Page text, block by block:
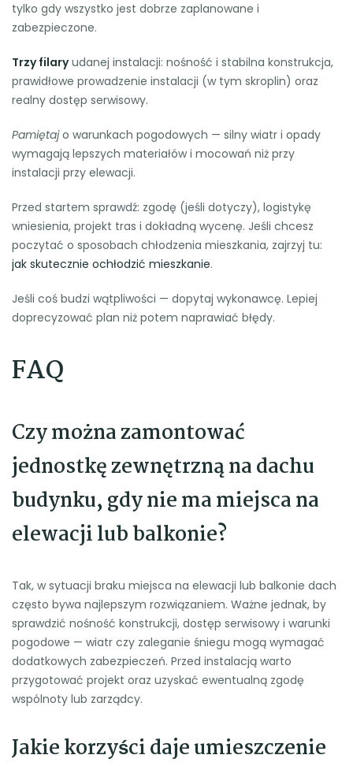
tylko gdy wszystko jest dobrze zaplanowane i
zabezpieczone.
Trzy filaryudanej instalacji: nośność i stabilna konstrukcja,
prawidłowe prowadzenie instalacji (w tym skroplin) oraz
realny dostęp serwisowy.
Pamiętajo warunkach pogodowych — silny wiatr i opady
wymagają lepszych materiałów i mocowań niż przy
instalacji przy elewacji.
Przed startem sprawdź: zgodę (jeśli dotyczy), logistykę
wniesienia, projekt tras i dokładną wycenę. Jeśli chcesz
poczytać o sposobach chłodzenia mieszkania, zajrzyj tu:
jak skutecznie ochłodzić mieszkanie.
Jeśli coś budzi wątpliwości — dopytaj wykonawcę. Lepiej
doprecyzować plan niż potem naprawiać błędy.
FAQ
Czy można zamontować
jednostkę zewnętrzną na dachu
budynku, gdy nie ma miejsca na
elewacji lub balkonie?
Tak, w sytuacji braku miejsca na elewacji lub balkonie dach
często bywa najlepszym rozwiązaniem. Ważne jednak, by
sprawdzić nośność konstrukcji, dostęp serwisowy i warunki
pogodowe — wiatr czy zaleganie śniegu mogą wymagać
dodatkowych zabezpieczeń. Przed instalacją warto
przygotować projekt oraz uzyskać ewentualną zgodę
wspólnoty lub zarządcy.
Jakie korzyści daje umieszczenie